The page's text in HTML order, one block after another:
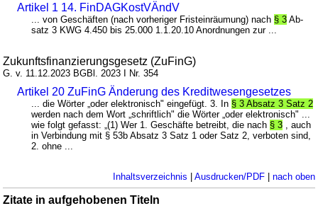
Artikel 1 14. FinDAGKostVÄndV
... von Geschäften (nach vorheriger Fristeinräumung) nach § 3 Ab-
satz 3 KWG 4.450 bis 25.000 1.1.20.10 Anordnungen zur ...
Zukunftsfinanzierungsgesetz (ZuFinG)
G. v. 11.12.2023 BGBl. 2023 I Nr. 354
Artikel 20 ZuFinG Änderung des Kreditwesengesetzes
... die Wörter „oder elektronisch" eingefügt. 3. In § 3 Absatz 3 Satz 2
werden nach dem Wort „schriftlich" die Wörter „oder elektronisch" ...
wie folgt gefasst: „(1) Wer 1. Geschäfte betreibt, die nach § 3 , auch
in Verbindung mit § 53b Absatz 3 Satz 1 oder Satz 2, verboten sind,
2. ohne ...
Inhaltsverzeichnis | Ausdrucken/PDF| nach oben
Zitate in aufgehobenen Titeln